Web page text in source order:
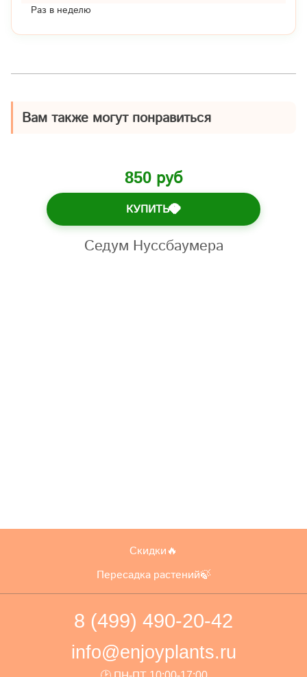
Раз в неделю
Вам также могут понравиться
850 руб
КУПИТЬ💎
Седум Нуссбаумера
Скидки🔥
Пересадка растений🍃
8 (499) 490-20-42
info@enjoyplants.ru